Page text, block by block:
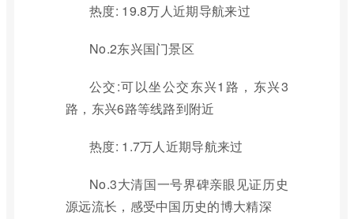
热度: 19.8万人近期导航来过
No.2东兴国门景区
公交:可以坐公交东兴1路，东兴3
路，东兴6路等线路到附近
热度: 1.7万人近期导航来过
No.3大清国一号界碑亲眼见证历史
源远流长，感受中国历史的博大精深